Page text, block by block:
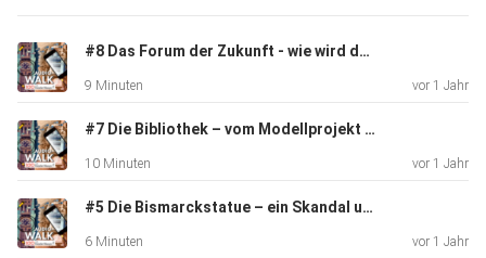
#8 Das Forum der Zukunft - wie wird das Morgen?
9 Minuten vor 1 Jahr
#7 Die Bibliothek – vom Modellprojekt über NS-Propaganda zur Hoffnung für Displaced Persons
10 Minuten vor 1 Jahr
#5 Die Bismarckstatue – ein Skandal und seine Folgen
6 Minuten vor 1 Jahr